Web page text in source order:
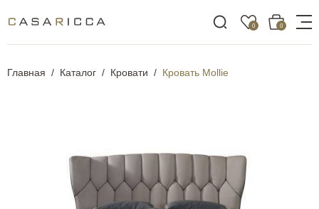
0 0
Главная Каталог Кровати Кровать Mollie